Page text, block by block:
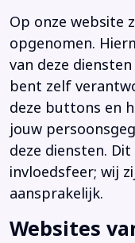
Op onze website
opgenomen.
van deze
bent zelf
deze buttons en
jouw
deze diensten.
invloedsfeer; wij
aansprakelijk.
Websites